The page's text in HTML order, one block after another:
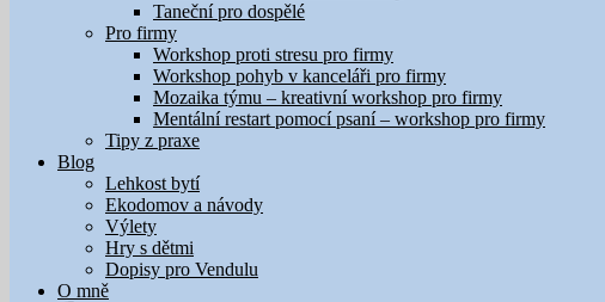
Taneční pro dospělé
Pro firmy
Workshop proti stresu pro firmy
Workshop pohyb v kanceláři pro firmy
Mozaika týmu – kreativní workshop pro firmy
Mentální restart pomocí psaní – workshop pro firmy
Tipy z praxe
Blog
Lehkost bytí
Ekodomov a návody
Výlety
Hry s dětmi
Dopisy pro Vendulu
O mně